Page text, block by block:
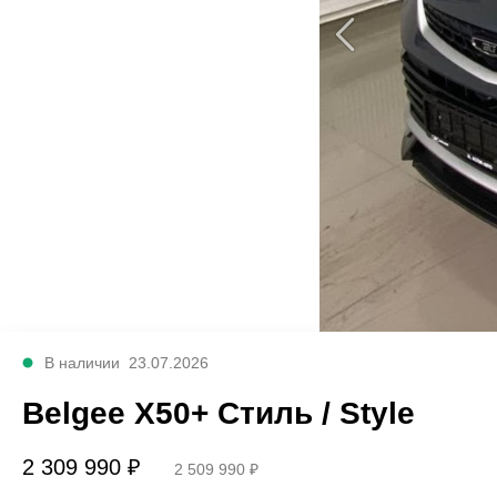
В наличии 23.07.2026
Belgee X50+ Стиль / Style
2 309 990 ₽ 2 509 990 ₽